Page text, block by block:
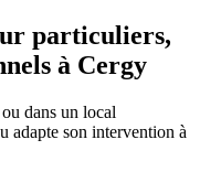
particuliers,
à Cergy
dans un local
adapte son intervention à